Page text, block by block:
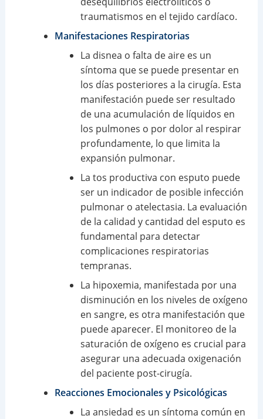
traumatismos en el tejido cardíaco.
Manifestaciones Respiratorias
La disnea o falta de aire es un
síntoma que se puede presentar en
los días posteriores a la cirugía. Esta
manifestación puede ser resultado
de una acumulación de líquidos en
los pulmones o por dolor al respirar
profundamente, lo que limita la
expansión pulmonar.
La tos productiva con esputo puede
ser un indicador de posible infección
pulmonar o atelectasia. La evaluación
de la calidad y cantidad del esputo es
fundamental para detectar
complicaciones respiratorias
tempranas.
La hipoxemia, manifestada por una
disminución en los niveles de oxígeno
en sangre, es otra manifestación que
puede aparecer. El monitoreo de la
saturación de oxígeno es crucial para
asegurar una adecuada oxigenación
del paciente post-cirugía.
Reacciones Emocionales y Psicológicas
La ansiedad es un síntoma común en